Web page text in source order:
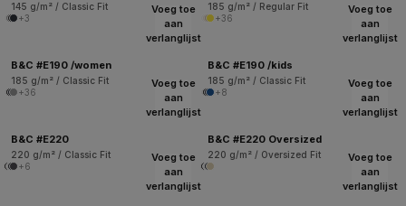
145 g/m² / Classic Fit
+3
185 g/m² / Regular Fit
+36
Voeg toe
aan
verlanglijst
B&C #E190 /women
185 g/m² / Classic Fit
+36
Voeg toe
aan
verlanglijst
B&C #E190 /kids
185 g/m² / Classic Fit
+8
Voeg toe
aan
verlanglijst
B&C #E220
220 g/m² / Classic Fit
+6
Voeg toe
aan
verlanglijst
B&C #E220 Oversized
220 g/m² / Oversized Fit
Voeg toe
aan
verlanglijst
Voeg toe
aan
verlanglijst